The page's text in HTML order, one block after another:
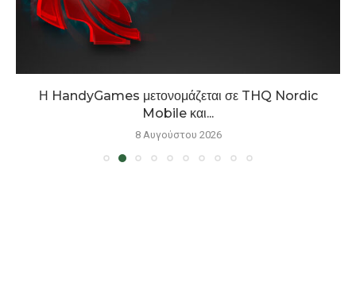
Η HandyGames μετονομάζεται σε THQ Nordic
Mobile και...
8 Αυγούστου 2026